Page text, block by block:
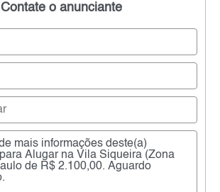
Contate o anunciante